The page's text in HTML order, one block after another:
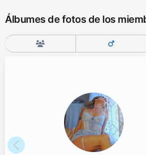
Álbumes de fotos de los